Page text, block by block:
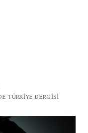
TÜRKIYE DERGISI